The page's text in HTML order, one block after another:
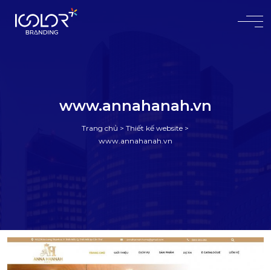
#
www.annahanah.vn
Trang chủ >Thiết kế website >
www.annahanah.vn